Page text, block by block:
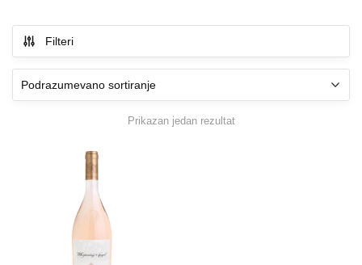
Filteri
Prikazan jedan rezultat